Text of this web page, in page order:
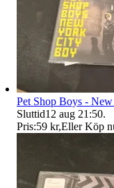
Pet Shop Boys -
Sluttid12 aug 21:50.
Pris:59 kr,Eller Köp